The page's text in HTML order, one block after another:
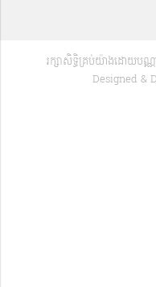
រក្សាសិទ្ធិគ្រប់យ៉ាងដោយបណ្
Designed &